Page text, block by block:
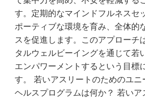
す。定期的なマインドフルネスセ
ポーティブな環境を育み、全体的
スを促進します。このアプローチ
タルウェルビーイングを通じて若
エンパワーメントするという目標
す。 若いアスリートのためのユ
ヘルスプログラムは何か？ 若いア